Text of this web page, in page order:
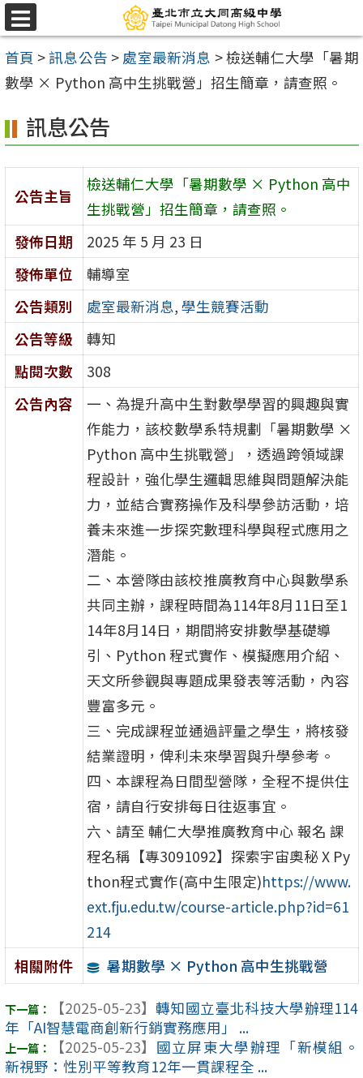
跳
至
主
要
容
區
選
單
首頁 >訊息公告 > 處室最新消息 >檢送輔仁大學「暑期
數學 × Python 高中生挑戰營」招生簡章，請查照。
訊息公告
公告主旨
檢送輔仁大學「暑期數學 × Python 高中
生挑戰營」招生簡章，請查照。
發佈日期
2025 年 5 月 23 日
發佈單位
輔導室
公告類別
處室最新消息, 學生競賽活動
公告等級
轉知
點閱次數
308
公告內容
一、為提升高中生對數學學習的興趣與實
作能力，該校數學系特規劃「暑期數學 ×
Python 高中生挑戰營」，透過跨領域課
程設計，強化學生邏輯思維與問題解決能
力，並結合實務操作及科學參訪活動，培
養未來進一步探究數理科學與程式應用之
潛能。
二、本營隊由該校推廣教育中心與數學系
共同主辦，課程時間為114年8月11日至1
14年8月14日，期間將安排數學基礎導
引、Python 程式實作、模擬應用介紹、
天文所參觀與專題成果發表等活動，內容
豐富多元。
三、完成課程並通過評量之學生，將核發
結業證明，俾利未來學習與升學參考。
四、本課程為日間型營隊，全程不提供住
宿，請自行安排每日往返事宜。
六、請至 輔仁大學推廣教育中心 報名 課
程名稱【專3091092】探索宇宙奧秘 X Py
thon程式實作(高中生限定)https://www.
ext.fju.edu.tw/course-article.php?id=61
214
相關附件
暑期數學 × Python 高中生挑戰營
【2025-05-23】 轉知國立臺北科技大學辦理114
年「AI智慧電商創新行銷實務應用」 ...
【2025-05-23】 國立屏東大學辦理「新模組。
新視野：性別平等教育12年一貫課程全 ...